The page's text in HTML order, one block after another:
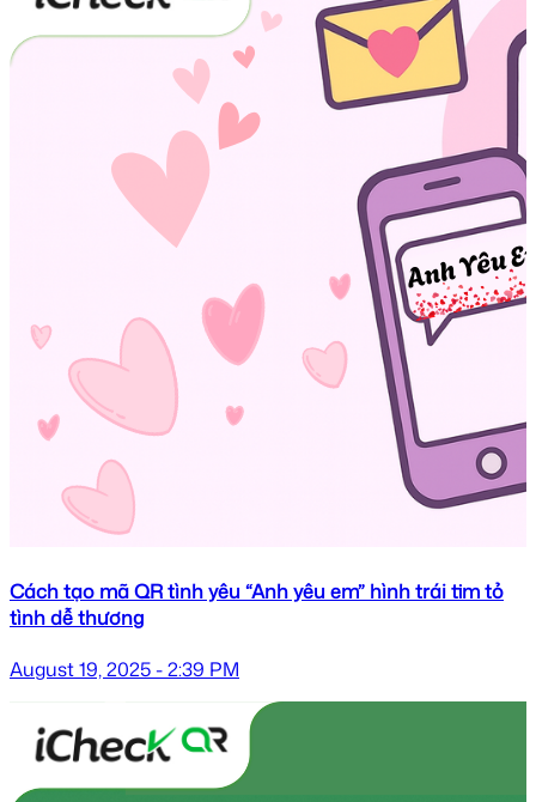
Cách tạo mã QR tình yêu “Anh yêu em” hình trái tim tỏ
tình dễ thương
August 19, 2025 - 2:39 PM